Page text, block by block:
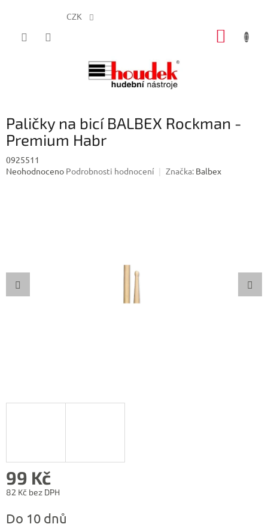
CZK
Paličky na bicí BALBEX Rockman -
Premium Habr
0925511
Průměrné
Neohodnoceno Podrobnosti hodnocení Značka: Balbex
99 Kč
82 Kč bez DPH
cena:
Do 10 dnů